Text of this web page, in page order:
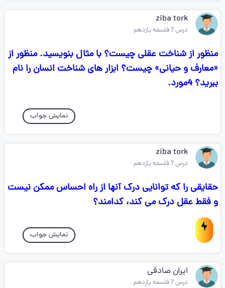
ziba tork
درس 7 فلسفه یازدهم
منظور از شناخت عقلی چیست؟ با مثال بنویسید. منظور از
«معارف و حیانی» چیست؟ ابزار های شناخت انسان را نام
ببرید؟ 4مورد.
نمایش جواب
ziba tork
درس 7 فلسفه یازدهم
حقایقی را که توانایی درک آنها از راه احساس ممکن نیست
و فقط عقل درک می کند، کدامند؟
نمایش جواب
ایران صادقی
درس 7 فلسفه یازدهم